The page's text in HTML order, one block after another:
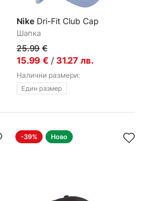
Nike Dri-Fit Club Cap
Шапка
25.99 €
15.99 € / 31.27 лв.
Налични размери:
Един размер
-39% Ново